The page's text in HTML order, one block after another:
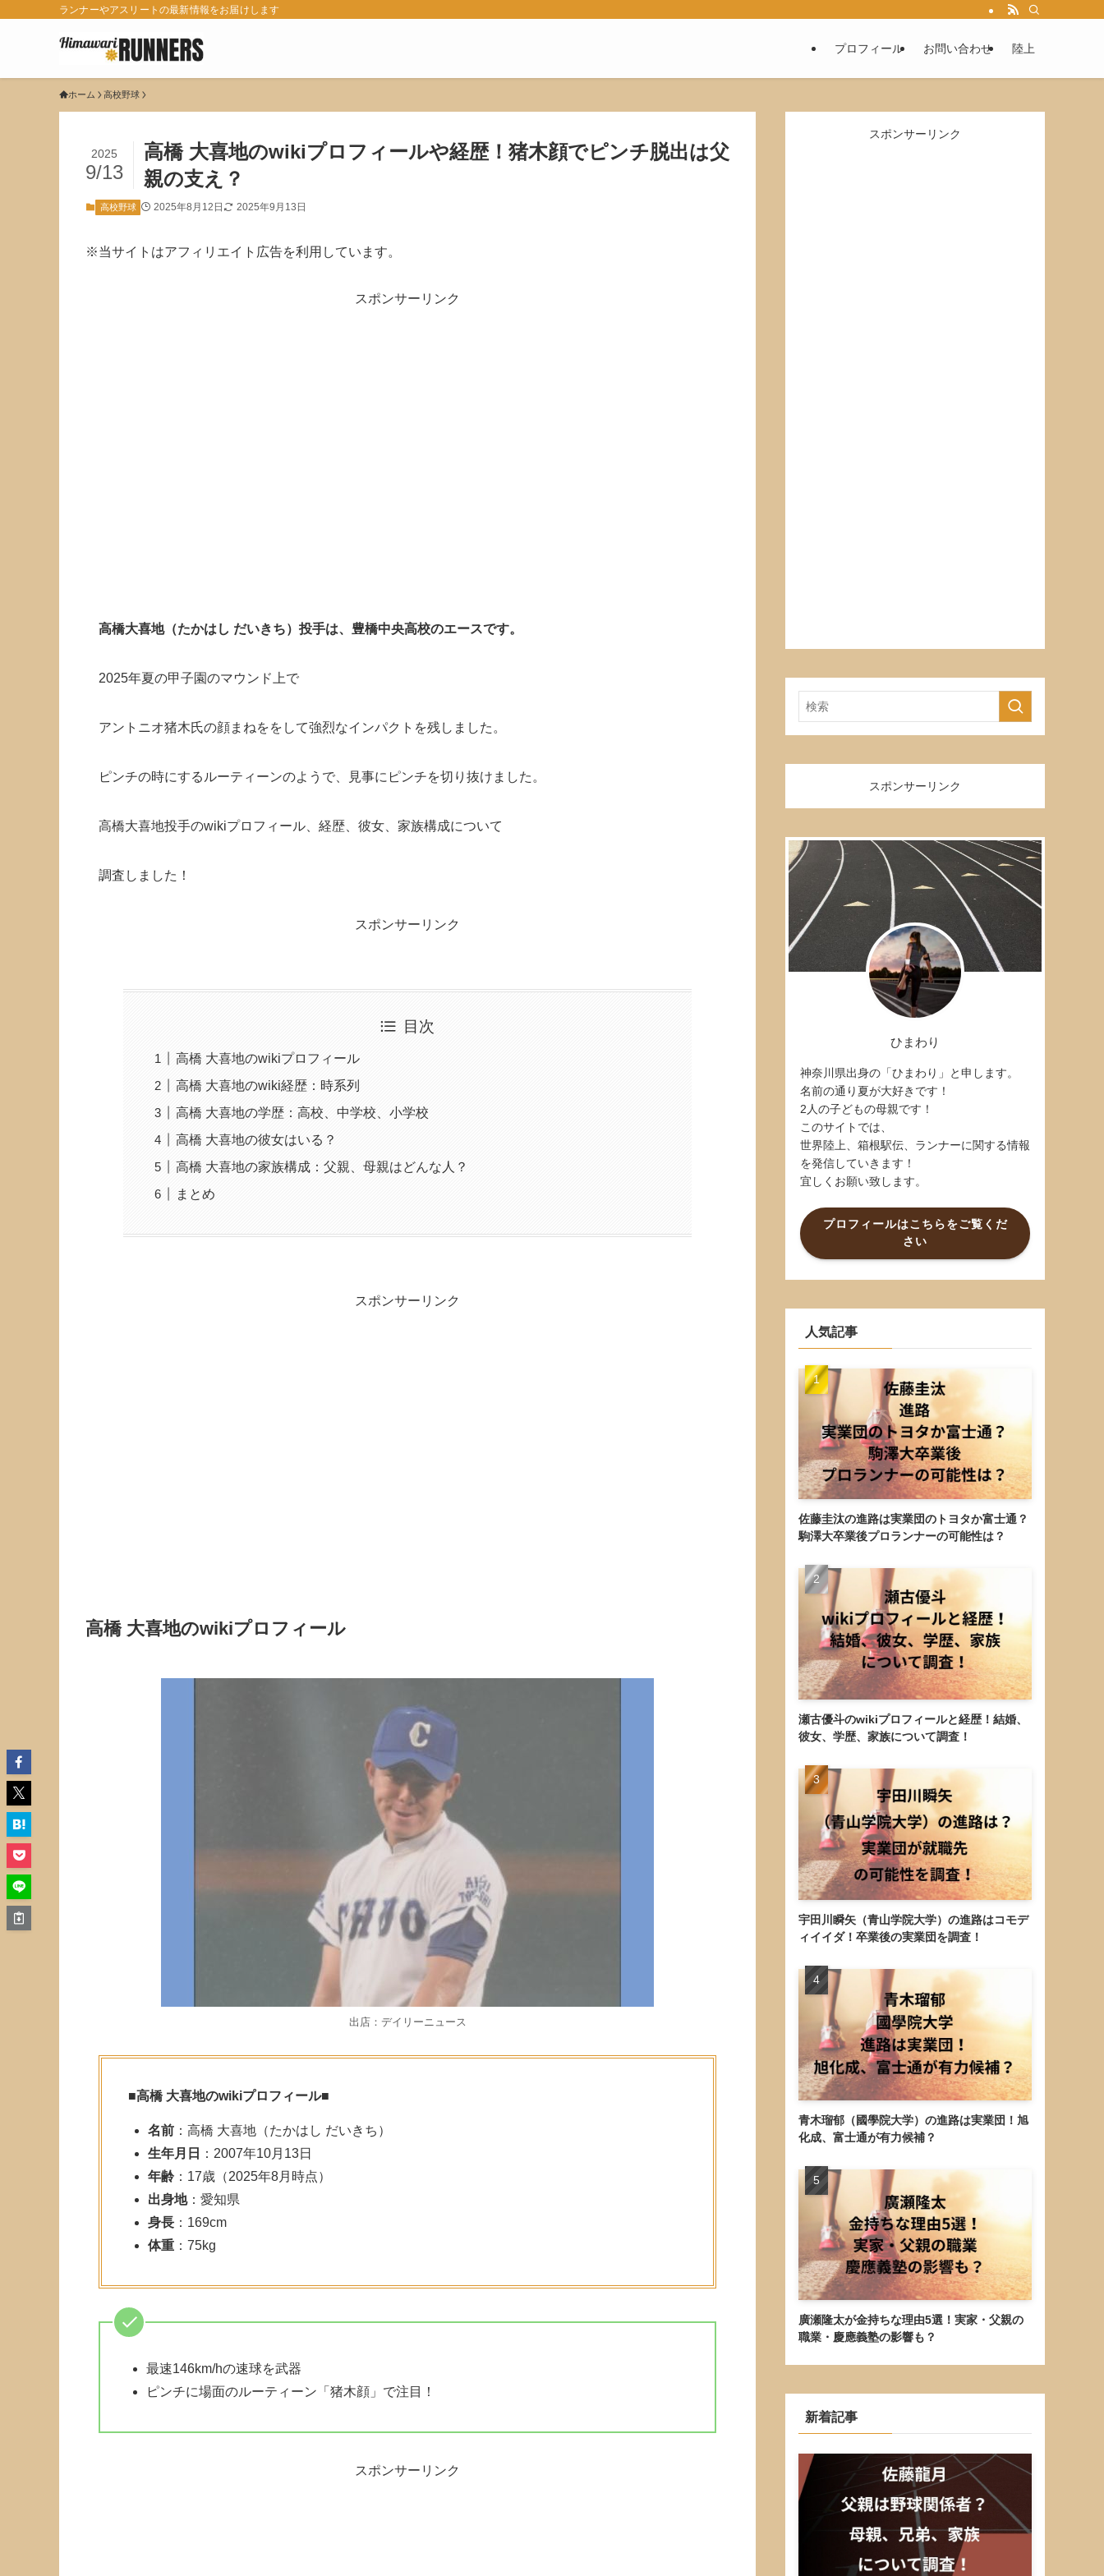
ランナーやアスリートの最新情報をお届けします
プロフィール お問い合わせ 陸上
ホーム 高校野球
高橋 大喜地のwikiプロフィールや経歴！猪木顔でピンチ脱出は父
親の支え？
2025
9/13
高校野球 2025年8月12日 2025年9月13日
※当サイトはアフィリエイト広告を利用しています。
スポンサーリンク
高橋大喜地（たかはし だいきち）投手は、豊橋中央高校のエースです。
2025年夏の甲子園のマウンド上で
アントニオ猪木氏の顔まねををして強烈なインパクトを残しました。
ピンチの時にするルーティーンのようで、見事にピンチを切り抜けました。
高橋大喜地投手のwikiプロフィール、経歴、彼女、家族構成について
調査しました！
スポンサーリンク
目次
高橋 大喜地のwikiプロフィール
高橋 大喜地のwiki経歴：時系列
高橋 大喜地の学歴：高校、中学校、小学校
高橋 大喜地の彼女はいる？
高橋 大喜地の家族構成：父親、母親はどんな人？
まとめ
スポンサーリンク
高橋 大喜地のwikiプロフィール
出店：デイリーニュース
■高橋 大喜地のwikiプロフィール■
名前 ：高橋 大喜地（たかはし だいきち）
生年月日
：2007年10月13日
年齢 ：17歳（2025年8月時点）
出身地：愛知県
身長 ：169cm
体重 ：75kg
最速146km/hの速球を武器
ピンチに場面のルーティーン「猪木顔」で注目！
スポンサーリンク
スポンサーリンク
スポンサーリンク
ひまわり
神奈川県出身の「ひまわり」と申します。
名前の通り夏が大好きです！
2人の子どもの母親です！
このサイトでは、
世界陸上、箱根駅伝、ランナーに関する情報
を発信していきます！
宜しくお願い致します。
プロフィールはこちらをご覧くだ
さい
人気記事
佐藤圭汰の進路は実業団のトヨタか富士通？
駒澤大卒業後プロランナーの可能性は？
瀬古優斗のwikiプロフィールと経歴！結婚、
彼女、学歴、家族について調査！
宇田川瞬矢（青山学院大学）の進路はコモデ
ィイイダ！卒業後の実業団を調査！
青木瑠郁（國學院大学）の進路は実業団！旭
化成、富士通が有力候補？
廣瀬隆太が金持ちな理由5選！実家・父親の
職業・慶應義塾の影響も？
新着記事